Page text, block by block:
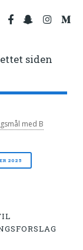
siden
med B
2025